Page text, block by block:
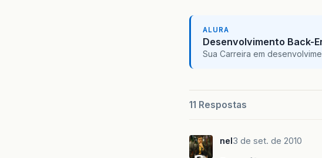
ALURA
Desenvolvimento Back-
Sua Carreira em
11 Respostas
nel3 de set. de 2010